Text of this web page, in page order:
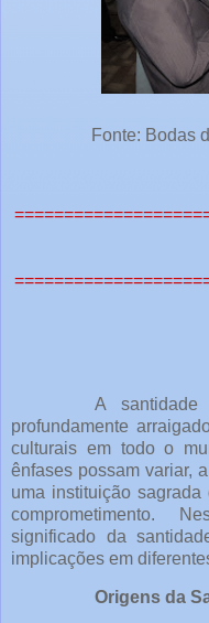
Fonte: Bodas
A
profundamente
culturais em todo o
ênfases possam variar,
uma instituição
comprometimento.
significado da
implicações em
Origens da